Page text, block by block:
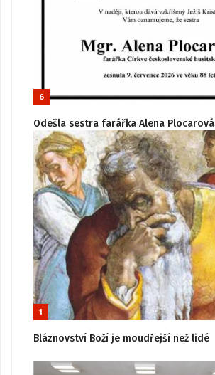
6
Odešla sestra farářka Alena Plocarová
1
Bláznovství Boží je moudřejší než lidé